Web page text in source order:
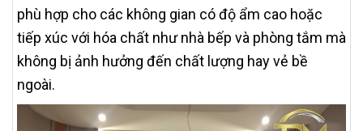
phù hợp cho các không gian có độ ẩm cao hoặc
tiếp xúc với hóa chất như nhà bếp và phòng tắm mà
không bị ảnh hưởng đến chất lượng hay vẻ bề
ngoài.